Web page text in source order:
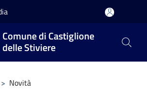
Comune di Castiglione
delle Stiviere
> Novità